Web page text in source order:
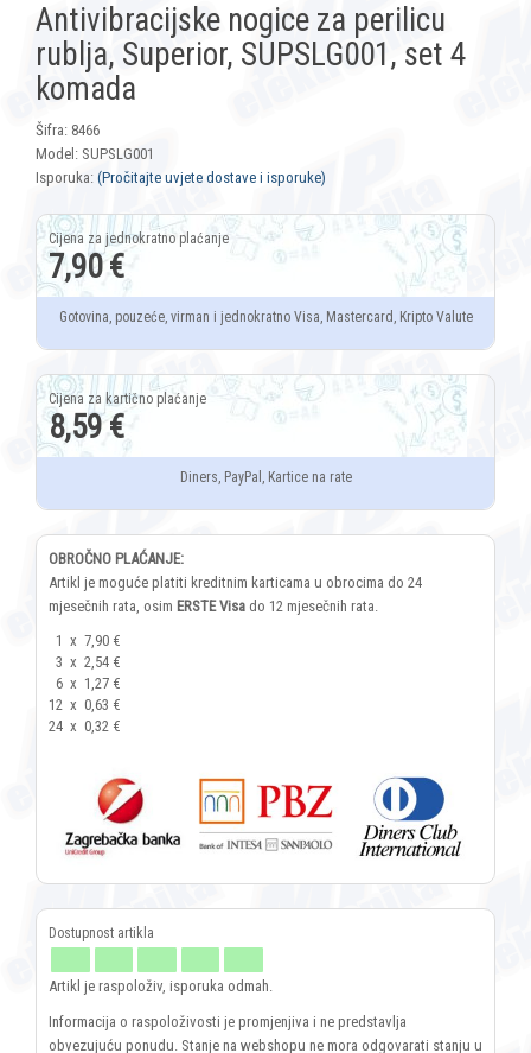
Antivibracijske nogice za perilicu
rublja, Superior, SUPSLG001, set 4
komada
Šifra: 8466
Model: SUPSLG001
Isporuka: (Pročitajte uvjete dostave i isporuke)
7,90 €
Gotovina, pouzeće, virman i jednokratno Visa, Mastercard, Kripto Valute
8,59 €
Diners, PayPal, Kartice na rate
OBROČNO PLAĆANJE:
Artikl je moguće platiti kreditnim karticama u obrocima do 24
mjesečnih rata, osim ERSTE Visa do 12 mjesečnih rata.
1 x 7,90 €
3 x 2,54 €
6 x 1,27 €
12 x 0,63 €
24 x 0,32 €
Artikl je raspoloživ, isporuka odmah.
Informacija o raspoloživosti je promjenjiva i ne predstavlja
obvezujuću ponudu. Stanje na webshopu ne mora odgovarati stanju u